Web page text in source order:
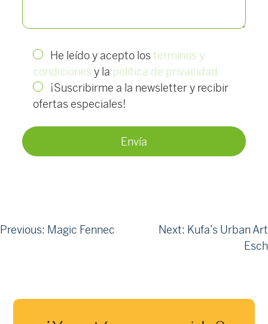
He leído y acepto losterminos y
condiciones y la política de privacidad
¡Suscribirme a la newsletter y recibir
ofertas especiales!
Navegación
Previous: Magic Fennec Next: Kufa’s Urban Art
Esch